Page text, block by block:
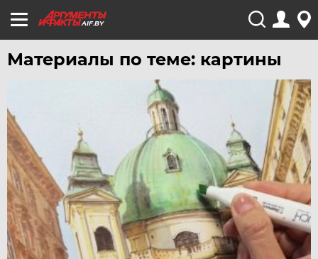
AIF.BY
Материалы по теме: картины